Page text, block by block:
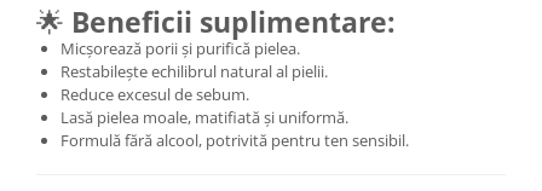
🌟 Beneficii suplimentare:
Micșorează porii și purifică pielea.
Restabilește echilibrul natural al pielii.
Reduce excesul de sebum.
Lasă pielea moale, matifiată și uniformă.
Formulă fără alcool, potrivită pentru ten sensibil.